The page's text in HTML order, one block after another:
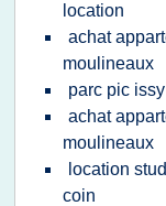
location
achat
moulineaux
parc pic
achat
moulineaux
location
coin